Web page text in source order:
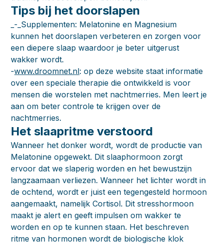
Tips bij het doorslapen
_-_Supplementen: Melatonine en Magnesium
kunnen het doorslapen verbeteren en zorgen voor
een diepere slaap waardoor je beter uitgerust
wakker wordt.
-www.droomnet.nl: op deze website staat informatie
over een speciale therapie die ontwikkeld is voor
mensen die worstelen met nachtmerries. Men leert je
aan om beter controle te krijgen over de
nachtmerries.
Het slaapritme verstoord
Wanneer het donker wordt, wordt de productie van
Melatonine opgewekt. Dit slaaphormoon zorgt
ervoor dat we slaperig worden en het bewustzijn
langzaamaan verliezen. Wanneer het lichter wordt in
de ochtend, wordt er juist een tegengesteld hormoon
aangemaakt, namelijk Cortisol. Dit stresshormoon
maakt je alert en geeft impulsen om wakker te
worden en op te kunnen staan. Het beschreven
ritme van hormonen wordt de biologische klok